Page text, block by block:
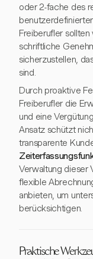
oder 2-fache des
Freiberufler
schriftliche
sicherzustellen,
sind.
Durch proaktive
Freiberufler die
und eine
Ansatz schützt
transparente
Verwaltung dieser
flexible
anbieten, um
berücksichtigen.
Praktische